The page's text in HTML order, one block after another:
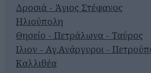
Δροσιά - Άγιος Στέφανος
Ηλιούπολη
Θησείο - Πετράλωνα - Ταύρος
Ιλιον - Αγ.Ανάργυροι -
Καλλιθέα